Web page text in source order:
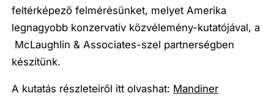
feltérképező felmérésünket, melyet Amerika
legnagyobb konzervatív közvélemény-kutatójával, a
McLaughlin & Associates-szel partnerségben
készítünk.
A kutatás részleteiről itt olvashat: Mandiner